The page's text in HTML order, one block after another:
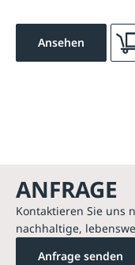
Ansehen
ANFRAGE
Kontaktieren Sie uns
nachhaltige,
Anfrage senden